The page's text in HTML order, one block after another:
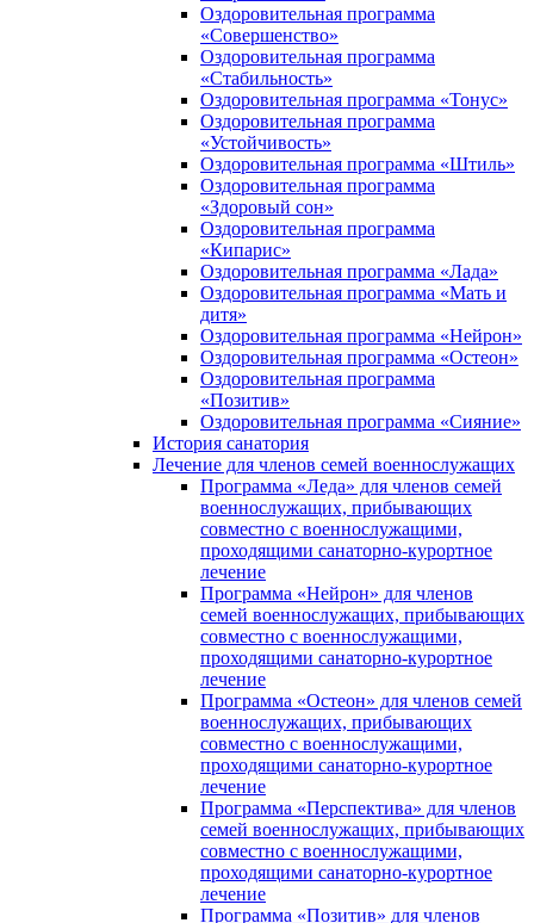
Оздоровительная программа
«Совершенство»
Оздоровительная программа
«Стабильность»
Оздоровительная программа «Тонус»
Оздоровительная программа
«Устойчивость»
Оздоровительная программа «Штиль»
Оздоровительная программа
«Здоровый сон»
Оздоровительная программа
«Кипарис»
Оздоровительная программа «Лада»
Оздоровительная программа «Мать и
дитя»
Оздоровительная программа «Нейрон»
Оздоровительная программа «Остеон»
Оздоровительная программа
«Позитив»
Оздоровительная программа «Сияние»
История санатория
Лечение для членов семей военнослужащих
Программа «Леда» для членов семей
военнослужащих, прибывающих
совместно с военнослужащими,
проходящими санаторно-курортное
лечение
Программа «Нейрон» для членов
семей военнослужащих, прибывающих
совместно с военнослужащими,
проходящими санаторно-курортное
лечение
Программа «Остеон» для членов семей
военнослужащих, прибывающих
совместно с военнослужащими,
проходящими санаторно-курортное
лечение
Программа «Перспектива» для членов
семей военнослужащих, прибывающих
совместно с военнослужащими,
проходящими санаторно-курортное
лечение
Программа «Позитив» для членов